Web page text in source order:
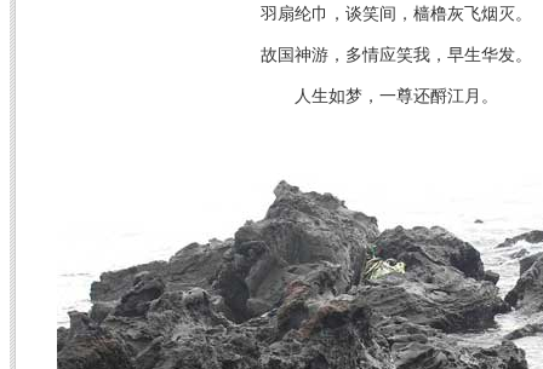
羽扇纶巾，谈笑间，樯橹灰飞烟灭。
故国神游，多情应笑我，早生华发。
人生如梦，一尊还酹江月。